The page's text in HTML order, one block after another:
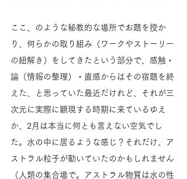
ここ、のような秘教的な場所でお題を授か
り、何らかの取り組み（ワークやストーリー
の紐解き）をしてきたという部分で、感触・
論（情報の整理）・直感からはその宿題を終
えた、と思っていた最近だけれど、それが三
次元に実際に顕現する時期に来ているゆえ
か、2月は本当に何とも言えない空気でし
た。水の中に居るような感じ？それだけ、ア
ストラル粒子が動いていたのかもしれません
（人類の集合場で。アストラル物質は水の性